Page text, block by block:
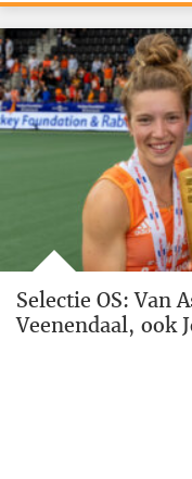
Selectie OS: Van
Veenendaal, ook